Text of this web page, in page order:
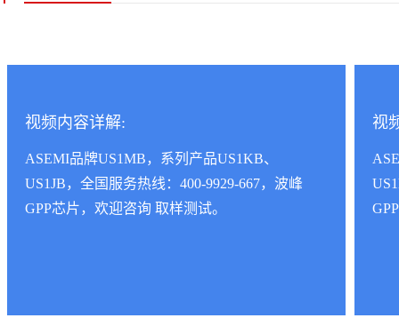
视频内容详解:
ASEMI品牌US1MB，系列产品US1KB、
US1JB，全国服务热线：400-9929-667，波峰
GPP芯片，欢迎咨询 取样测试。
视